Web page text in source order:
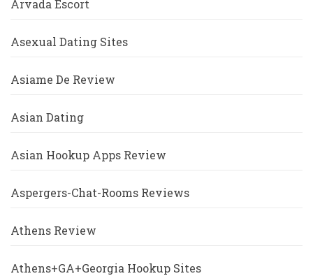
Arvada Escort
Asexual Dating Sites
Asiame De Review
Asian Dating
Asian Hookup Apps Review
Aspergers-Chat-Rooms Reviews
Athens Review
Athens+GA+Georgia Hookup Sites